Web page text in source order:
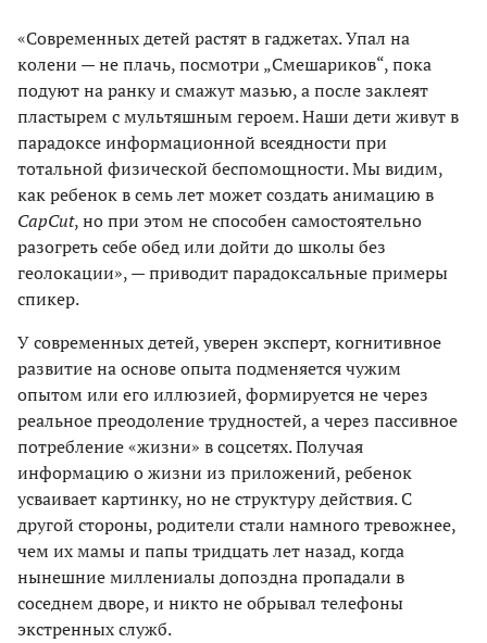
«Современных детей растят в гаджетах. Упал на
колени — не плачь, посмотри „Смешариков“, пока
подуют на ранку и смажут мазью, а после заклеят
пластырем с мультяшным героем. Наши дети живут в
парадоксе информационной всеядности при
тотальной физической беспомощности. Мы видим,
как ребенок в семь лет может создать анимацию в
CapCut, но при этом не способен самостоятельно
разогреть себе обед или дойти до школы без
геолокации», — приводит парадоксальные примеры
спикер.
У современных детей, уверен эксперт, когнитивное
развитие на основе опыта подменяется чужим
опытом или его иллюзией, формируется не через
реальное преодоление трудностей, а через пассивное
потребление «жизни» в соцсетях. Получая
информацию о жизни из приложений, ребенок
усваивает картинку, но не структуру действия. С
другой стороны, родители стали намного тревожнее,
чем их мамы и папы тридцать лет назад, когда
нынешние миллениалы допоздна пропадали в
соседнем дворе, и никто не обрывал телефоны
экстренных служб.